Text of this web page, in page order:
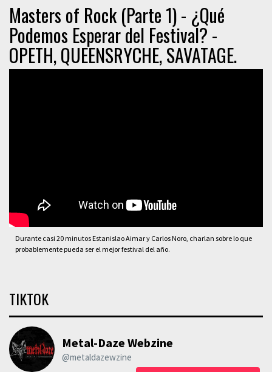
Masters of Rock (Parte 1) - ¿Qué
Podemos Esperar del Festival? -
OPETH, QUEENSRYCHE, SAVATAGE.
Durante casi 20 minutos Estanislao Aimar y Carlos Noro, charlan sobre lo que
probablemente pueda ser el mejor festival del año.
TIKTOK
Metal-Daze Webzine
@metaldazewzine